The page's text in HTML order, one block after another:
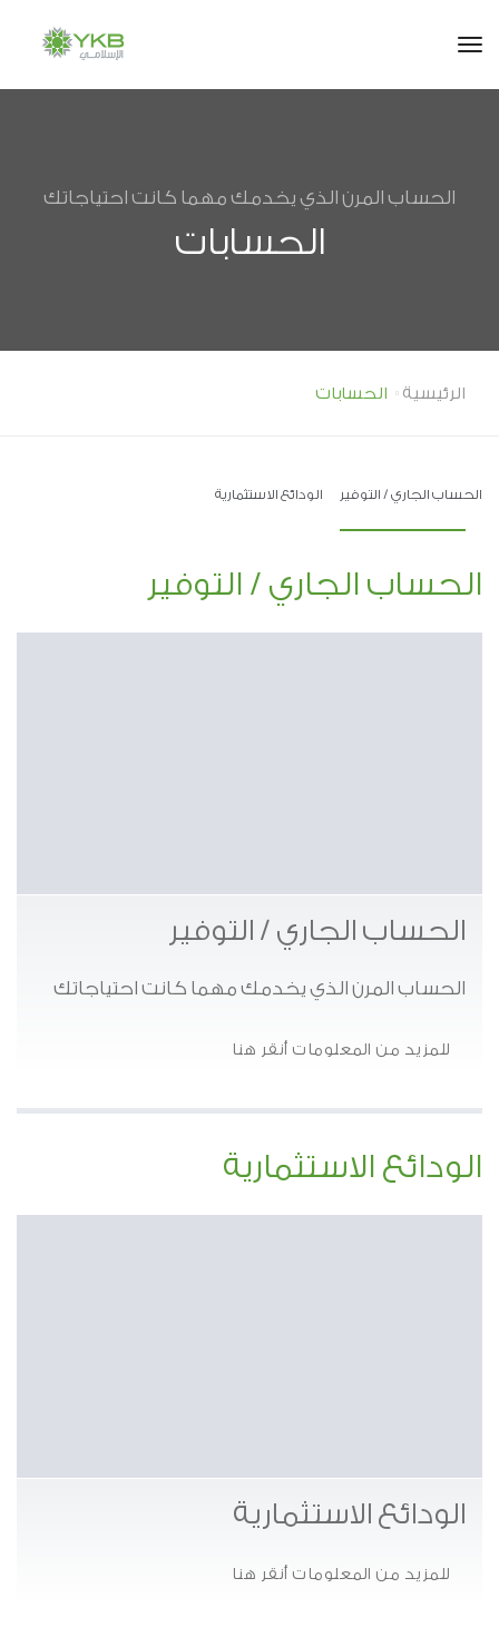
الحساب المرن الذي يخدمك مهما كانت احتياجاتك
الحسابات
الرئيسية الحسابات
الحساب الجاري / التوفير الودائع الاستثمارية
الحساب الجاري / التوفير
الحساب الجاري / التوفير
الحساب المرن الذي يخدمك مهما كانت احتياجاتك
للمزيد من المعلومات أنقر هنا
الودائع الاستثمارية
الودائع الاستثمارية
للمزيد من المعلومات أنقر هنا